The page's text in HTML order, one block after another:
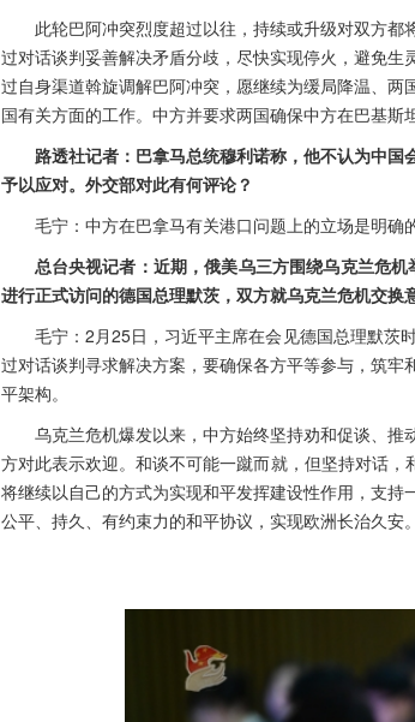
此轮巴阿冲突烈度超过以往，持续或升级对双方
过对话谈判妥善解决矛盾分歧，尽快实现停火，避免
过自身渠道斡旋调解巴阿冲突，愿继续为缓局降温、
国有关方面的工作。中方并要求两国确保中方在巴基斯
路透社记者：巴拿马总统穆利诺称，他不认为中
予以应对。外交部对此有何评论？
毛宁：中方在巴拿马有关港口问题上的立场是明确
总台央视记者：近期，俄美乌三方围绕乌克兰危
进行正式访问的德国总理默茨，双方就乌克兰危机交换
毛宁：2月25日，习近平主席在会见德国总理默茨
过对话谈判寻求解决方案，要确保各方平等参与，筑
平架构。
乌克兰危机爆发以来，中方始终坚持劝和促谈、
方对此表示欢迎。和谈不可能一蹴而就，但坚持对话
将继续以自己的方式为实现和平发挥建设性作用，支
公平、持久、有约束力的和平协议，实现欧洲长治久安。